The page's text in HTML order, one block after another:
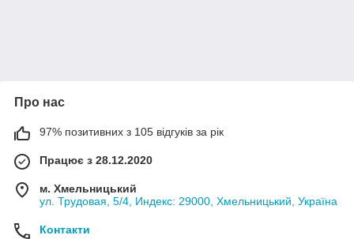
Про нас
97% позитивних з 105 відгуків за рік
Працює з 28.12.2020
м. Хмельницький
ул. Трудовая, 5/4, Индекс: 29000, Хмельницький, Україна
Контакти